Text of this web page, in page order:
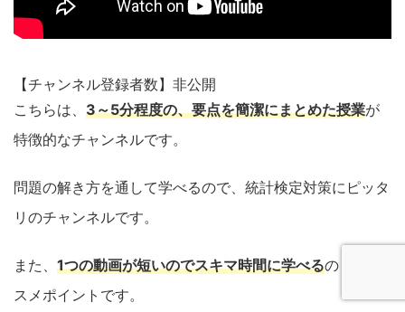
【チャンネル登録者数】非公開
こちらは、 3～5分程度の、要点を簡潔にまとめた授業が
特徴的なチャンネルです。
問題の解き方を通して学べるので、統計検定対策にピッタ
リのチャンネルです。
また、 1つの動画が短いのでスキマ時間に学べるのもオス
スメポイントです。